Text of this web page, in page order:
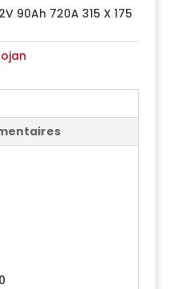
90Ah 720A 315 X 175